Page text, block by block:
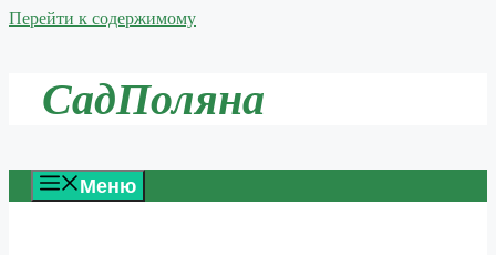
Перейти к содержимому
СадПоляна
Меню